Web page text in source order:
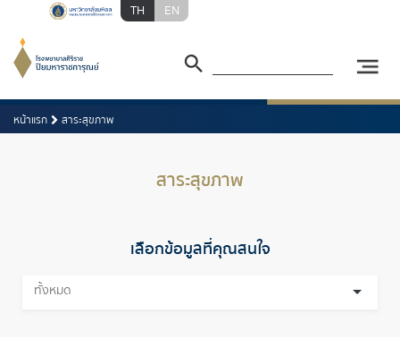
TH EN
หน้าแรก สาระสุขภาพ
สาระสุขภาพ
เลือกข้อมูลที่คุณสนใจ
ทั้งหมด